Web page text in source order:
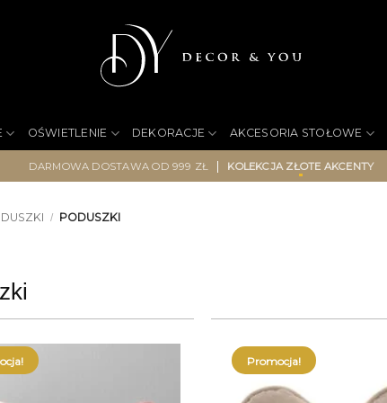
OŚWIETLENIE DEKORACJE AKCESORIA STOŁOWE
DARMOWA DOSTAWA OD 999 ZŁ | KOLEKCJA ZŁOTE AKCENTY
/ PODUSZKI
Promocja!